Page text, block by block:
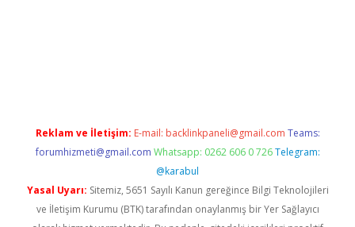
Reklam ve İletişim: E-mail: backlinkpaneli@gmail.com Teams:
forumhizmeti@gmail.com Whatsapp: 0262 606 0 726 Telegram:
@karabul
Yasal Uyarı: Sitemiz, 5651 Sayılı Kanun gereğince Bilgi Teknolojileri
ve İletişim Kurumu (BTK) tarafından onaylanmış bir Yer Sağlayıcı